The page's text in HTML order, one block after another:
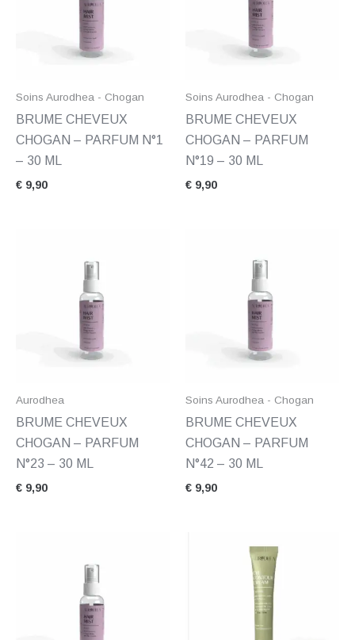
Soins Aurodhea - Chogan
BRUME CHEVEUX
CHOGAN – PARFUM N°1
– 30 ML
€ 9,90
Soins Aurodhea - Chogan
BRUME CHEVEUX
CHOGAN – PARFUM
N°19 – 30 ML
€ 9,90
Aurodhea
BRUME CHEVEUX
CHOGAN – PARFUM
N°23 – 30 ML
€ 9,90
Soins Aurodhea - Chogan
BRUME CHEVEUX
CHOGAN – PARFUM
N°42 – 30 ML
€ 9,90